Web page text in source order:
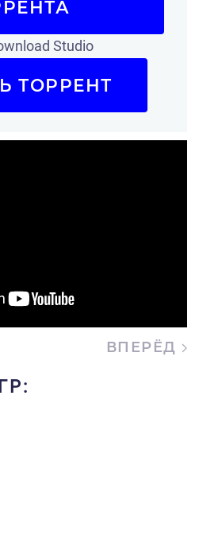
Studio
ТОРРЕНТ
ВПЕРЁД